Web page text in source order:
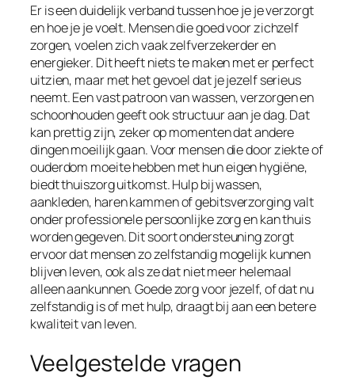
Er is een duidelijk verband tussen hoe je je verzorgt
en hoe je je voelt. Mensen die goed voor zichzelf
zorgen, voelen zich vaak zelfverzekerder en
energieker. Dit heeft niets te maken met er perfect
uitzien, maar met het gevoel dat je jezelf serieus
neemt. Een vast patroon van wassen, verzorgen en
schoonhouden geeft ook structuur aan je dag. Dat
kan prettig zijn, zeker op momenten dat andere
dingen moeilijk gaan. Voor mensen die door ziekte of
ouderdom moeite hebben met hun eigen hygiëne,
biedt thuiszorg uitkomst. Hulp bij wassen,
aankleden, haren kammen of gebitsverzorging valt
onder professionele persoonlijke zorg en kan thuis
worden gegeven. Dit soort ondersteuning zorgt
ervoor dat mensen zo zelfstandig mogelijk kunnen
blijven leven, ook als ze dat niet meer helemaal
alleen aankunnen. Goede zorg voor jezelf, of dat nu
zelfstandig is of met hulp, draagt bij aan een betere
kwaliteit van leven.
Veelgestelde vragen